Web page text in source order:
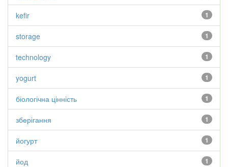
1
kefir
1
storage
1
technology
1
yogurt
1
біологічна цінність
1
зберігання
1
йогурт
1
йод